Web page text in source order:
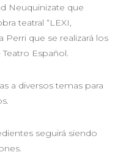
Neuquinizate que
teatral “LEXI,
Perri que se realizará los
Español.
a diversos temas para
seguirá siendo